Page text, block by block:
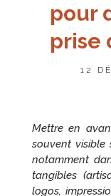
pour
prise
12
Mettre en
souvent visible
notamment
tangibles
logos,